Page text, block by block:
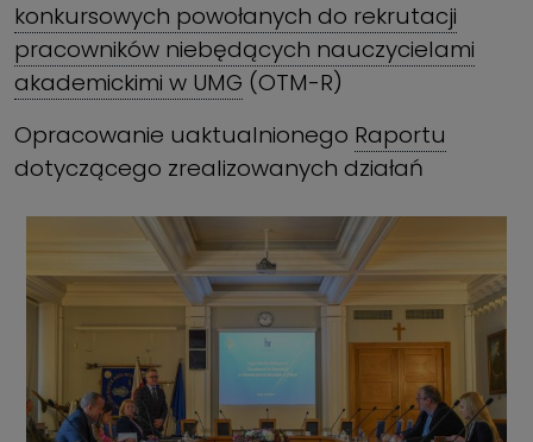
konkursowych powołanych do rekrutacji
pracowników niebędących nauczycielami
akademickimi w UMG (OTM-R)
Opracowanie uaktualnionego Raportu
dotyczącego zrealizowanych działań